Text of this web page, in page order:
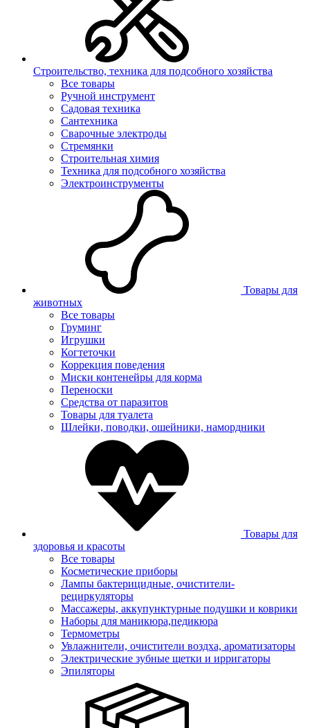
Строительство, техника для подсобного хозяйства
Все товары
Ручной инструмент
Садовая техника
Сантехника
Сварочные электроды
Стремянки
Строительная химия
Техника для подсобного хозяйства
Электроинструменты
Товары для
животных
Все товары
Груминг
Игрушки
Когтеточки
Коррекция поведения
Миски контенейры для корма
Переноски
Средства от паразитов
Товары для туалета
Шлейки, поводки, ошейники, намордники
Товары для
здоровья и красоты
Все товары
Косметические приборы
Лампы бактерицидные, очистители-
рециркуляторы
Массажеры, аккупунктурные подушки и коврики
Наборы для маникюра,педикюра
Термометры
Увлажнители, очистители воздха, ароматизаторы
Электрические зубные щетки и ирригаторы
Эпиляторы